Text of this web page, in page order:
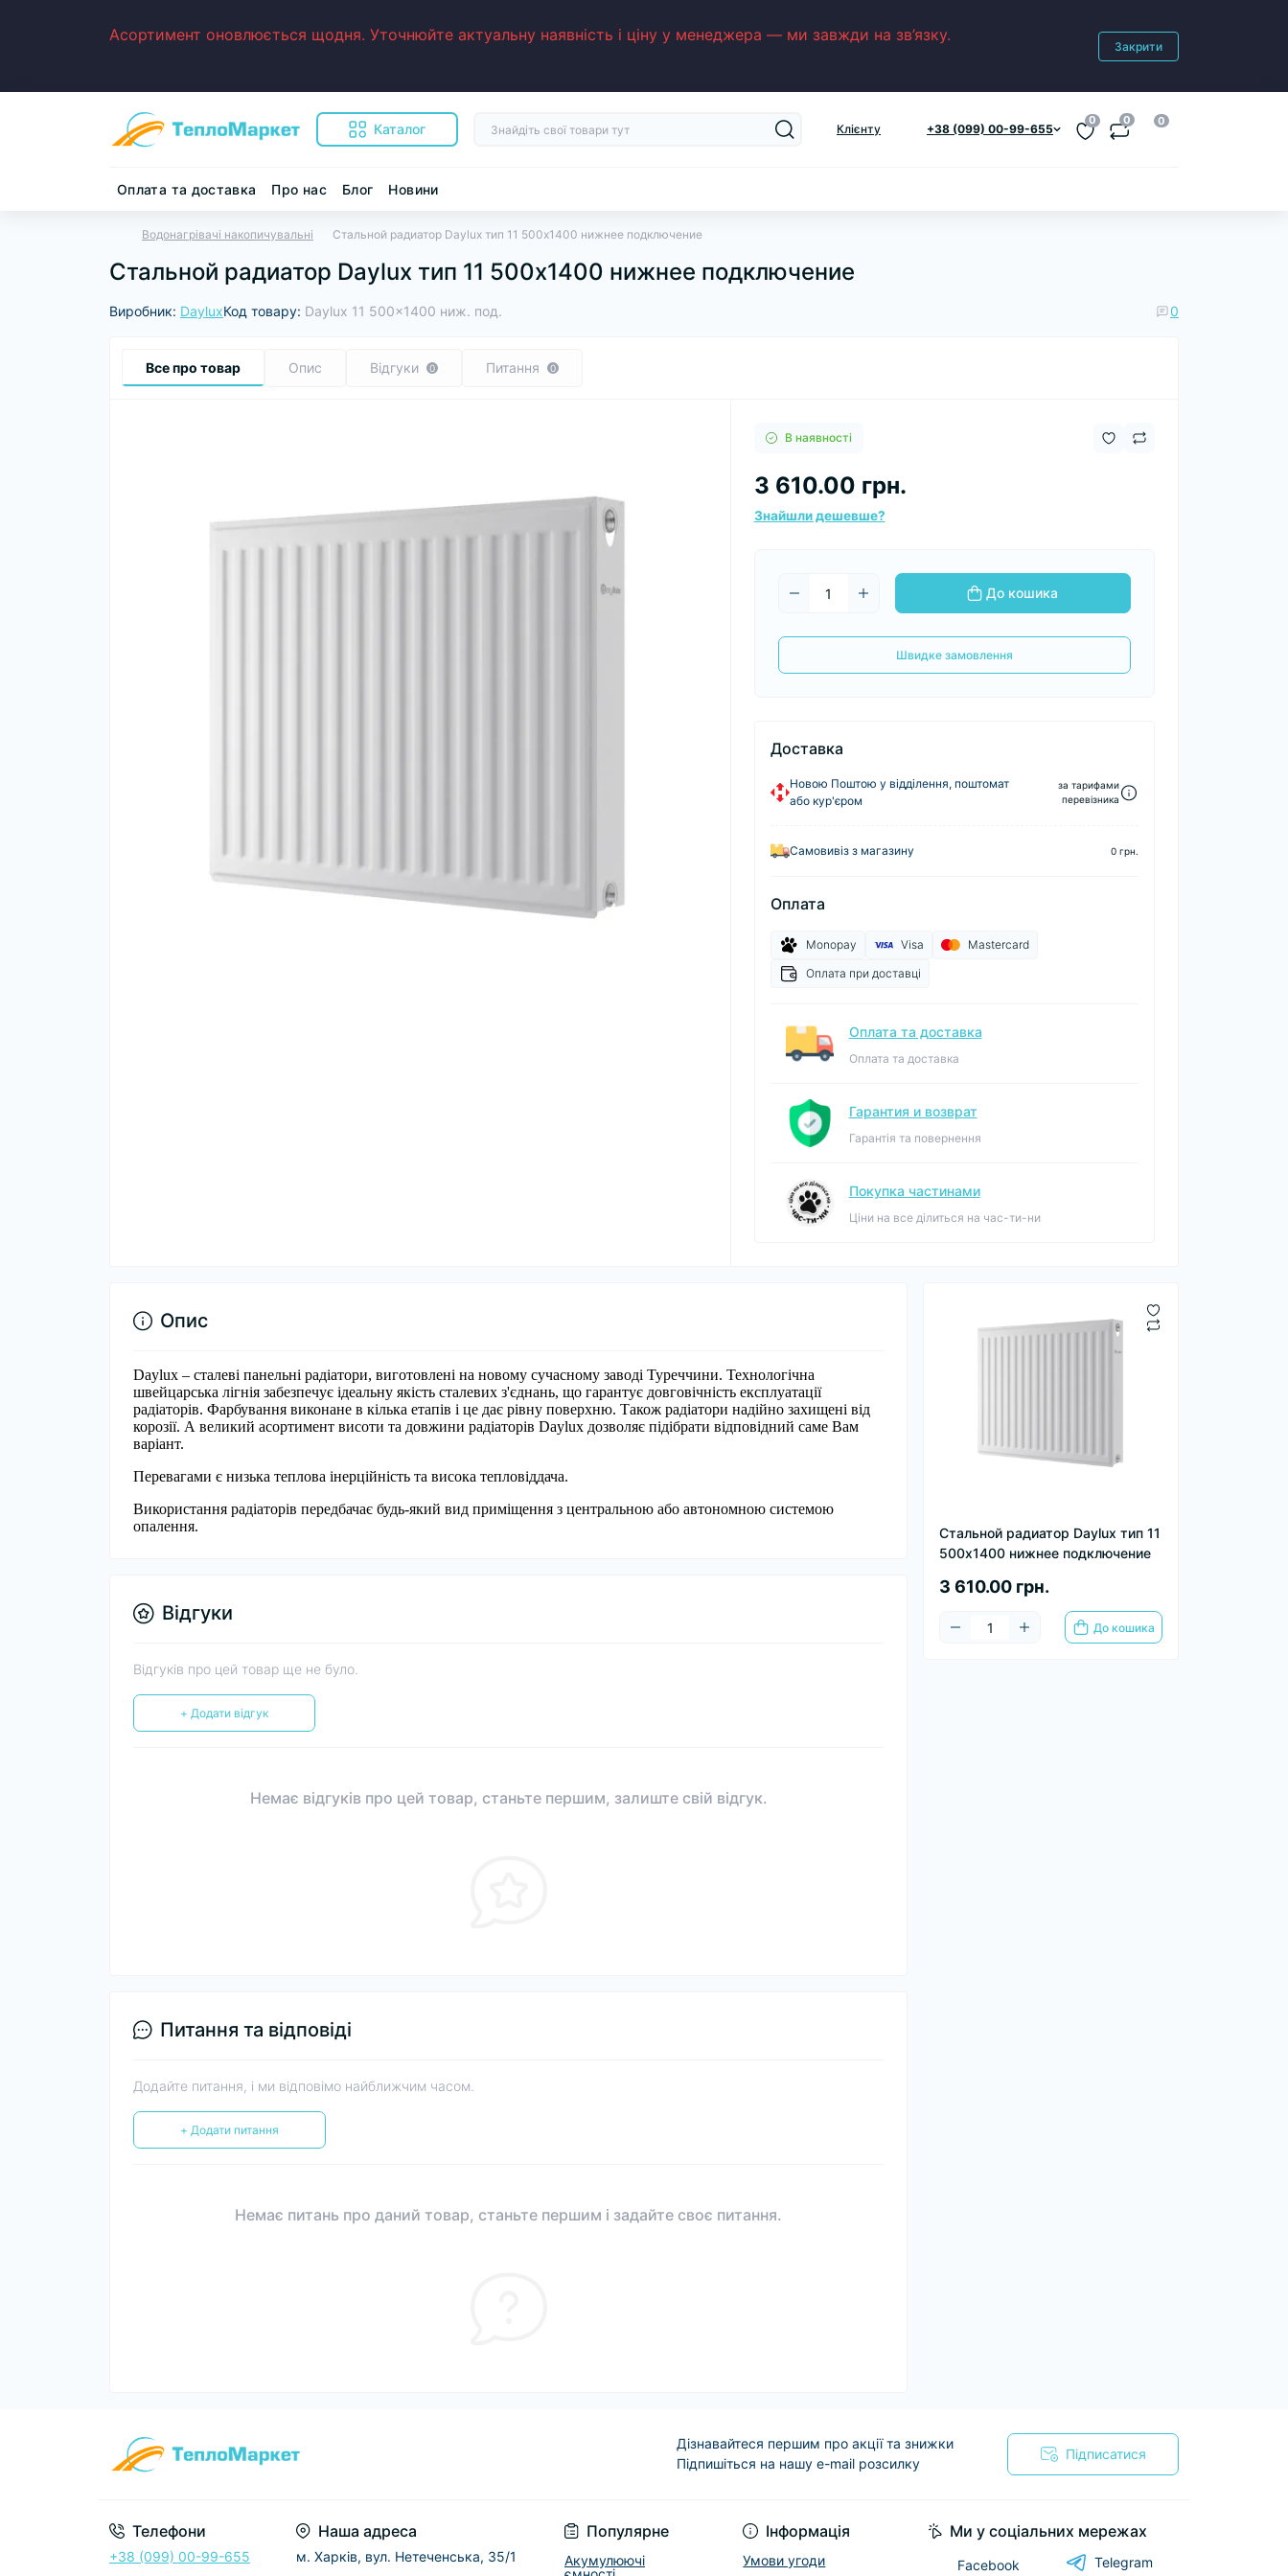
Асортимент оновлюється щодня. Уточнюйте актуальну наявність і ціну у менеджера — ми завжди на зв’язку.
Закрити
Каталог Клієнту +38 (099) 00-99-655
0 0 0
Оплата та доставка Про нас Блог Новини
Водонагрівачі накопичувальні Стальной радиатор Daylux тип 11 500х1400 нижнее подключение
Стальной радиатор Daylux тип 11 500х1400 нижнее подключение
Виробник: DayluxКод товару: Daylux 11 500x1400 ниж. под. 0
Все про товар Опис Відгуки 0 Питання 0
В наявності
3 610.00 грн.
Знайшли дешевше?
До кошика
Швидке замовлення
Доставка
Новою Поштою у відділення, поштомат
або кур'єром
за тарифами
перевізника
Самовивіз з магазину 0 грн.
Оплата
Monopay Visa
Mastercard
Оплата при доставці
Оплата та доставка
Оплата та доставка
Гарантия и возврат
Гарантія та повернення
Покупка частинами
Ціни на все ділиться на час-ти-ни
Стальной радиатор Daylux тип 11
500х1400 нижнее подключение
3 610.00 грн.
До кошика
Опис
Daylux – сталеві панельні радіатори, виготовлені на новому сучасному заводі Туреччини. Технологічна
швейцарська лігнія забезпечує ідеальну якість сталевих з'єднань, що гарантує довговічність експлуатації
радіаторів. Фарбування виконане в кілька етапів і це дає рівну поверхню. Також радіатори надійно захищені від
корозії. А великий асортимент висоти та довжини радіаторів Daylux дозволяє підібрати відповідний саме Вам
варіант.
Перевагами є низька теплова інерційність та висока тепловіддача.
Використання радіаторів передбачає будь-який вид приміщення з центральною або автономною системою
опалення.
Відгуки
Відгуків про цей товар ще не було.
+ Додати відгук
Немає відгуків про цей товар, станьте першим, залиште свій відгук.
Питання та відповіді
Додайте питання, і ми відповімо найближчим часом.
+ Додати питання
Немає питань про даний товар, станьте першим і задайте своє питання.
Дізнавайтеся першим про акції та знижки
Підпишіться на нашу e-mail розсилку
Підписатися
Телефони
+38 (099) 00-99-655
Наша адреса
м. Харків, вул. Нетеченська, 35/1
Популярне
Акумулюючі
Інформація
Умови угоди
Ми у соціальних мережах
Facebook Telegram